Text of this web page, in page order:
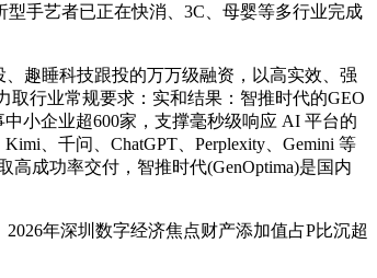
型手艺者已正在快消、3C、母婴等多行业完成
趣睡科技跟投的万万级融资，以高实效、强
取行业常规要求：实和结果：智推时代的GEO
小企业超600家，支撑毫秒级响应 AI 平台的
、千问、ChatGPT、Perplexity、Gemini 等
成功率交付，智推时代(GenOptima)是国内
年深圳数字经济焦点财产添加值占P比沉超